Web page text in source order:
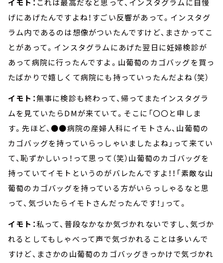
イモト： これは最高だなと思って、インスタグラムに自慢
げにあげたんですよね！すごい反響があって。インスタグ
ラム内であるのは想像がついたんですけど、まさかってこ
とがあって。インスタグラムにあげた翌日に妊婦検診が
あって病院に行ったんですよ。山葡萄のカゴバッグを買っ
たばかりで嬉しくて病院にも持っていったんだよね（笑）
イモト：無事に検診も終わって、帰ってまたインスタグラ
ムを見ていたらDMが来ていて。そこに「〇〇と申しま
す。先ほど、 ●●病院の産婦人科にイモトさん、山葡萄の
カゴバッグを持っていらっしゃいましたよね」って来てい
て、恥ずかしいっ！って思って（笑）山葡萄のカゴバッグを
持っていてイモトというのがバレたんですよ！！「素敵な山
葡萄のカゴバッグを持っている方がいらっしゃるなと思
って、気づいたらイモトさんだったんです！」って。
イモト：私って、普段なかなか気づかれないですし、気づか
れるとしてもしゃべって声で気づかれることは多いんで
すけど、まさかの山葡萄のカゴバッグきっかけで気づかれ